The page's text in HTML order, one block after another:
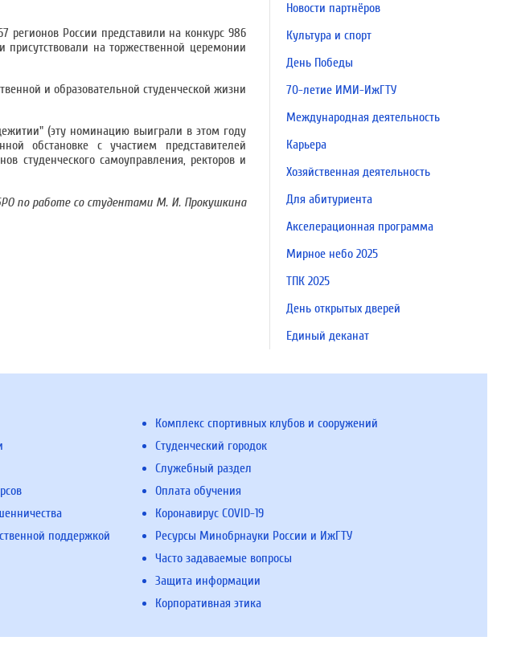
регионов России представили на конкурс 986
на торжественной церемонии
и образовательной студенческой жизни
(эту номинацию выиграли в этом году
обстановке с участием представителей
студенческого самоуправления, ректоров и
по работесо студентами М. И. Прокушкина
Новости партнёров
Культура и спорт
День Победы
70-летие ИМИ-ИжГТУ
Международная деятельность
Карьера
Хозяйственная деятельность
Для абитуриента
Акселерационная программа
Мирное небо 2025
ТПК 2025
День открытых дверей
Единый деканат
поддержкой
Комплекс спортивных клубов и сооружений
Студенческий городок
Служебный раздел
Оплата обучения
Коронавирус COVID-19
Ресурсы Минобрнауки России и ИжГТУ
Часто задаваемые вопросы
Защита информации
Корпоративная этика